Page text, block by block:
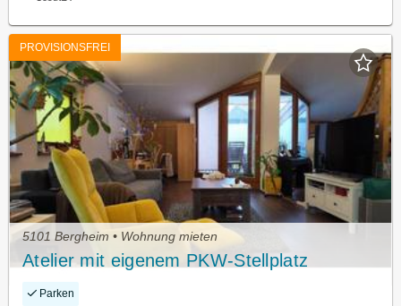
PROVISIONSFREI
5101 Bergheim • Wohnung mieten
Atelier mit eigenem PKW-Stellplatz
Parken